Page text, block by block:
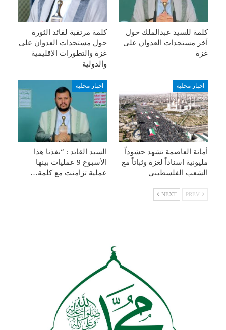
كلمة للسيد عبدالملك حول
آخر مستجدات العدوان على
غزة
كلمة مرتقبة لقائد الثورة
حول مستجدات العدوان على
غزة والتطورات الإقليمية
والدولية
اخبار محلية
أمانة العاصمة تشهد حشوداً
مليونية اسناداً لغزة وثباتاً مع
الشعب الفلسطيني
اخبار محلية
السيد القائد : “نفذنا هذا
الأسبوع 9 عمليات بينها
عملية تزامنت مع كلمة…
NEXT